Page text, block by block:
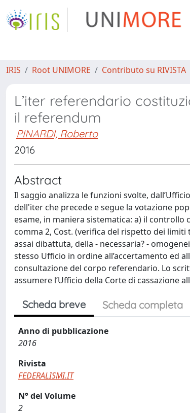
IRIS Root UNIMORE Contributo su RIVISTA
L’iter referendario
il referendum
PINARDI, Roberto
2016
Abstract
Il saggio analizza le funzioni svolte,
dell'iter che precede e segue la votazione
esame, in maniera sistematica: a) il controllo
comma 2, Cost. (verifica del rispetto dei
assai dibattuta, della - necessaria? -
stesso Ufficio in ordine all’accertamento ed
consultazione del corpo referendario. Lo
assumere l’Ufficio della Corte di cassazione
Scheda breve Scheda completa
Anno di pubblicazione
2016
Rivista
FEDERALISMI.IT
N° del Volume
2